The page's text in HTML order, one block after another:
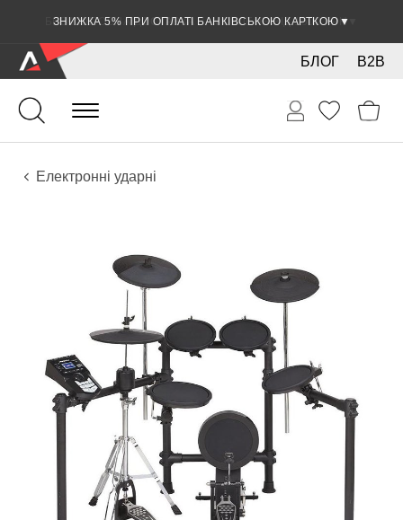
ЗНИЖКА 5% ПРИ ОПЛАТІ БАНКІВСЬКОЮ КАРТКОЮ ▼
B2B
БЛОГ
Ударні
Ударні інструменти
Інструменти
Електронні ударні